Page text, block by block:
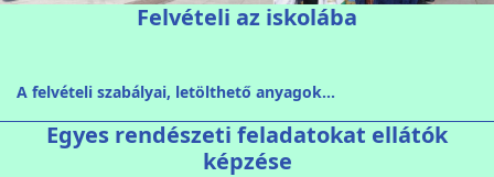
Felvételi az iskolába
A felvételi szabályai, letölthető anyagok...
Egyes rendészeti feladatokat ellátók
képzése